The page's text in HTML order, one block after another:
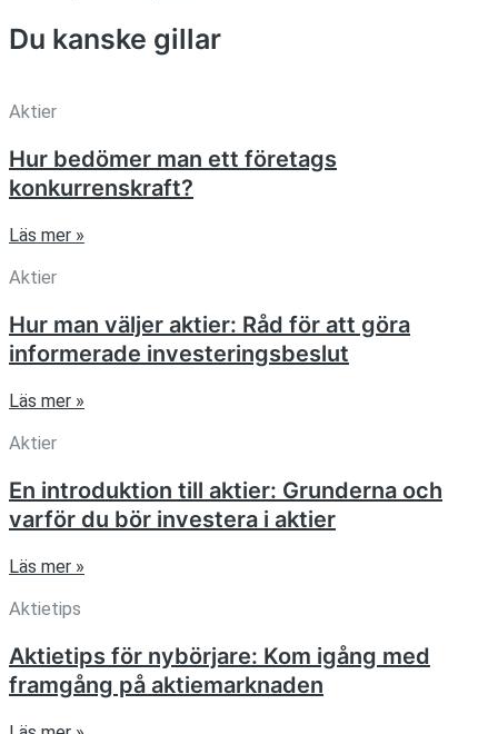
Du kanske gillar
Aktier
Hur bedömer man ett företags
konkurrenskraft?
Läs mer »
Aktier
Hur man väljer aktier: Råd för att göra
informerade investeringsbeslut
Läs mer »
Aktier
En introduktion till aktier: Grunderna och
varför du bör investera i aktier
Läs mer »
Aktietips
Aktietips för nybörjare: Kom igång med
framgång på aktiemarknaden